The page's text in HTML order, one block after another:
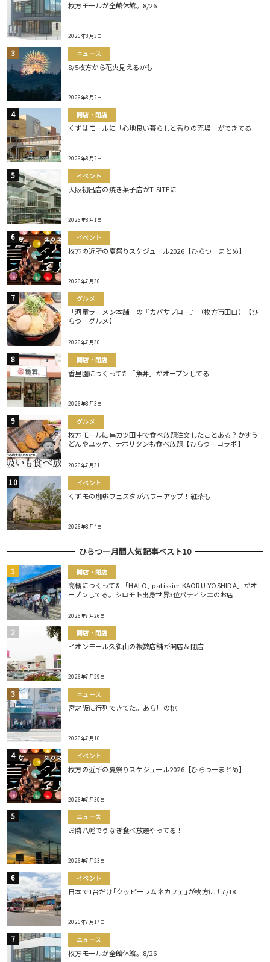
枚方モールが全館休館。8/26
2026年8月3日
ニュース
8/5枚方から花火見えるかも
2026年8月2日
開店・閉店
くずはモールに「心地良い暮らしと香りの売場」ができてる
2026年8月2日
イベント
大阪初出店の焼き菓子店がT-SITEに
2026年8月1日
イベント
枚方の近所の夏祭りスケジュール2026【ひらつーまとめ】
2026年7月30日
グルメ
「河童ラーメン本舗」の『カパサブロー』（枚方市田口）【ひ
らつーグルメ】
2026年7月30日
開店・閉店
香里園につくってた「魚丼」がオープンしてる
2026年8月3日
グルメ
枚方モールに串カツ田中で食べ放題注文したことある？かすう
どんやユッケ、ナポリタンも食べ放題【ひらつーコラボ】
2026年7月31日
イベント
くずモの珈琲フェスタがパワーアップ！紅茶も
2026年8月4日
ひらつー月間人気記事ベスト10
開店・閉店
高槻につくってた「HALO, patissier KAORU YOSHIDA」がオ
ープンしてる。シロモト出身世界3位パティシエのお店
2026年7月26日
開店・閉店
イオンモール久御山の複数店舗が開店＆閉店
2026年7月29日
ニュース
宮之阪に行列できてた。あら川の桃
2026年7月10日
イベント
枚方の近所の夏祭りスケジュール2026【ひらつーまとめ】
2026年7月30日
ニュース
お隣八幡でうなぎ食べ放題やってる！
2026年7月23日
イベント
日本で1台だけ｢クッピーラムネカフェ｣が枚方に！7/18
2026年7月17日
ニュース
枚方モールが全館休館。8/26